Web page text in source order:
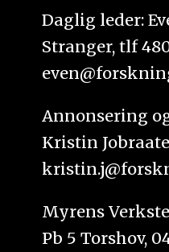
Daglig leder:
Stranger, tlf
Annonsering
Kristin
Myrens
Pb 5 Torshov,